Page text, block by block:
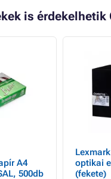
is érdekelhetik
A4
500db
optikai
(fekete)